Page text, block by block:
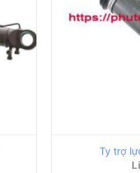
Ty trợ